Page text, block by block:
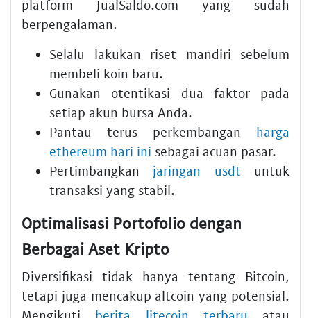
platform JualSaldo.com yang sudah
berpengalaman.
Selalu lakukan riset mandiri sebelum
membeli koin baru.
Gunakan otentikasi dua faktor pada
setiap akun bursa Anda.
Pantau terus perkembangan harga
ethereum hari ini sebagai acuan pasar.
Pertimbangkan jaringan usdt untuk
transaksi yang stabil.
Optimalisasi Portofolio dengan
Berbagai Aset Kripto
Diversifikasi tidak hanya tentang Bitcoin,
tetapi juga mencakup altcoin yang potensial.